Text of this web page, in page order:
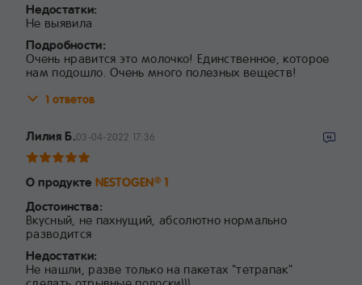
Недостатки:
Не выявила
Подробности:
Очень нравится это молочко! Единственное, которое
нам подошло. Очень много полезных веществ!
1 ответов
Лилия Б.03-04-2022 17:36
О продукте NESTOGEN®1
Достоинства:
Вкусный, не пахнущий, абсолютно нормально
разводится
Недостатки:
Не нашли, разве только на пакетах "тетрапак"